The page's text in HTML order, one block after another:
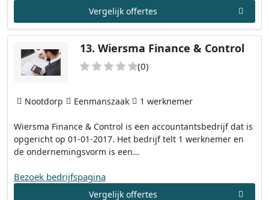
Vergelijk offertes
13. Wiersma Finance & Control
(0)
Wiersma Finance & Control is een accountantsbedrijf dat is
opgericht op 01-01-2017. Het bedrijf telt 1 werknemer en
de ondernemingsvorm is een…
Nootdorp Eenmanszaak 1 werknemer
Bezoek bedrijfspagina
Vergelijk offertes